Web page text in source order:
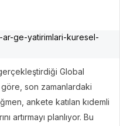
Global
göre, son zamanlardaki
ankete katılan kıdemli
artırmayı planlıyor. Bu